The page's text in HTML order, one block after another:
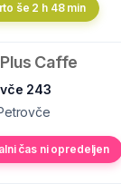
še 2 h 48 min
Caffe
243
čas ni opredeljen